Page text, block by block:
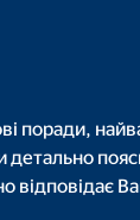
поради,
детально